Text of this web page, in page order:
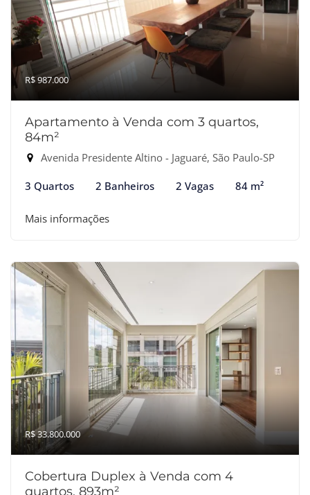
R$ 987.000
Apartamento à Venda com 3 quartos,
84m²
Avenida Presidente Altino - Jaguaré, São Paulo-SP
3 Quartos 2 Banheiros 2 Vagas 84 m²
Mais informações
R$ 33.800.000
Cobertura Duplex à Venda com 4
quartos, 893m²